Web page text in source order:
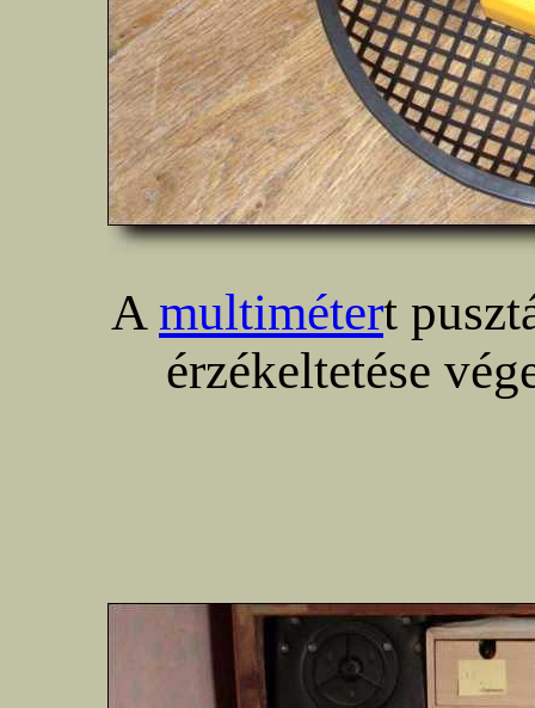
A multimétert
érzékeltetése